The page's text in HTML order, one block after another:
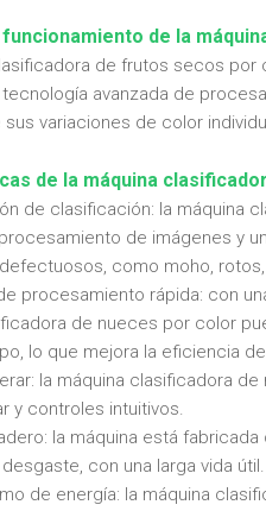
de la
de frutos secos
avanzada de
variaciones de color
de la máquina
de clasificación: la máquina
de imágenes y
como moho,
procesamiento rápida: con
de nueces por color
lo que mejora la eficiencia
la máquina clasificadora
y controles intuitivos.
la máquina está
con una larga vida útil.
de energía: la máquina